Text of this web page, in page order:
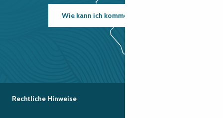
Wie kann ich kommen?
Rechtliche Hinweise